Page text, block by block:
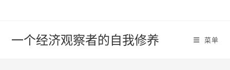
一个经济观察者的自我修养 菜单